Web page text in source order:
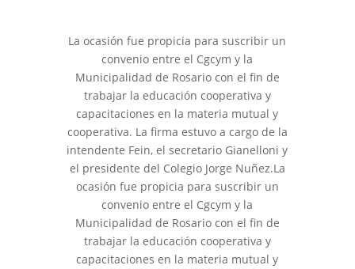
La ocasión fue propicia para suscribir un
convenio entre el Cgcym y la
Municipalidad de Rosario con el fin de
trabajar la educación cooperativa y
capacitaciones en la materia mutual y
cooperativa. La firma estuvo a cargo de la
intendente Fein, el secretario Gianelloni y
el presidente del Colegio Jorge Nuñez.La
ocasión fue propicia para suscribir un
convenio entre el Cgcym y la
Municipalidad de Rosario con el fin de
trabajar la educación cooperativa y
capacitaciones en la materia mutual y